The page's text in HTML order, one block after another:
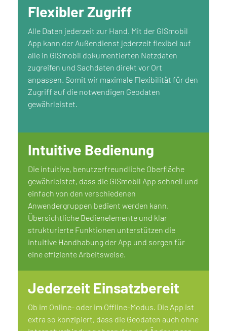
Flexibler Zugriff
Alle Daten jederzeit zur Hand. Mit der GISmobil
App kann der Außendienst jederzeit flexibel auf
alle in GISmobil dokumentierten Netzdaten
zugreifen und Sachdaten direkt vor Ort
anpassen. Somit wir maximale Flexibilität für den
Zugriff auf die notwendigen Geodaten
gewährleistet.
Intuitive Bedienung
Die intuitive, benutzerfreundliche Oberfläche
gewährleistet, dass die GISmobil App schnell und
einfach von den verschiedenen
Anwendergruppen bedient werden kann.
Übersichtliche Bedienelemente und klar
strukturierte Funktionen unterstützen die
intuitive Handhabung der App und sorgen für
eine effiziente Arbeitsweise.
Jederzeit Einsatzbereit
Ob im Online- oder im Offline-Modus. Die App ist
extra so konzipiert, dass die Geodaten auch ohne